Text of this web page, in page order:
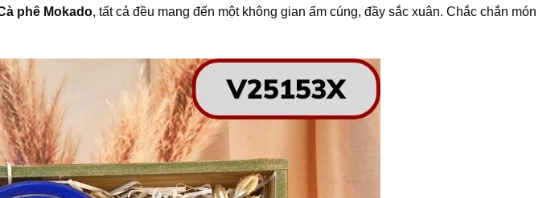
phê Mokado, tất cả đều mang đến một không gian ấm cúng, đầy sắc xuân. Chắc chắn món